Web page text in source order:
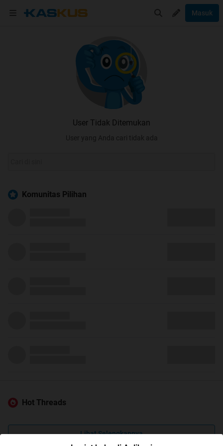
Masuk
User Tidak Ditemukan
User yang Anda cari tidak ada
Komunitas Pilihan
Hot Threads
Lihat Selengkapnya